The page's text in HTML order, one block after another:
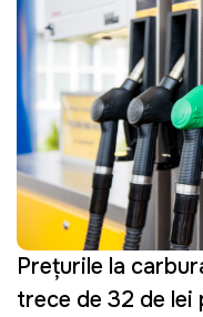
Prețurile la
trece de 32 de lei